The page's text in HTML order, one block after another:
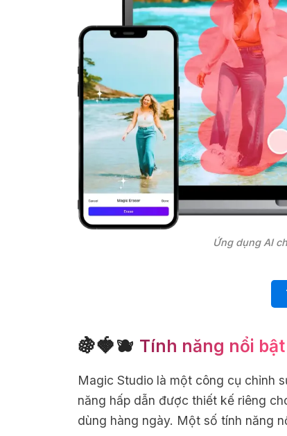
Ứng dụng AI
🍇🍓🫐 Tính năng nổi bật
Magic Studio là một công cụ chỉnh
năng hấp dẫn được thiết kế riêng
dùng hàng ngày. Một số tính năng